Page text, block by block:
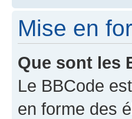
Mise en
Que sont les
Le BBCode
en forme des